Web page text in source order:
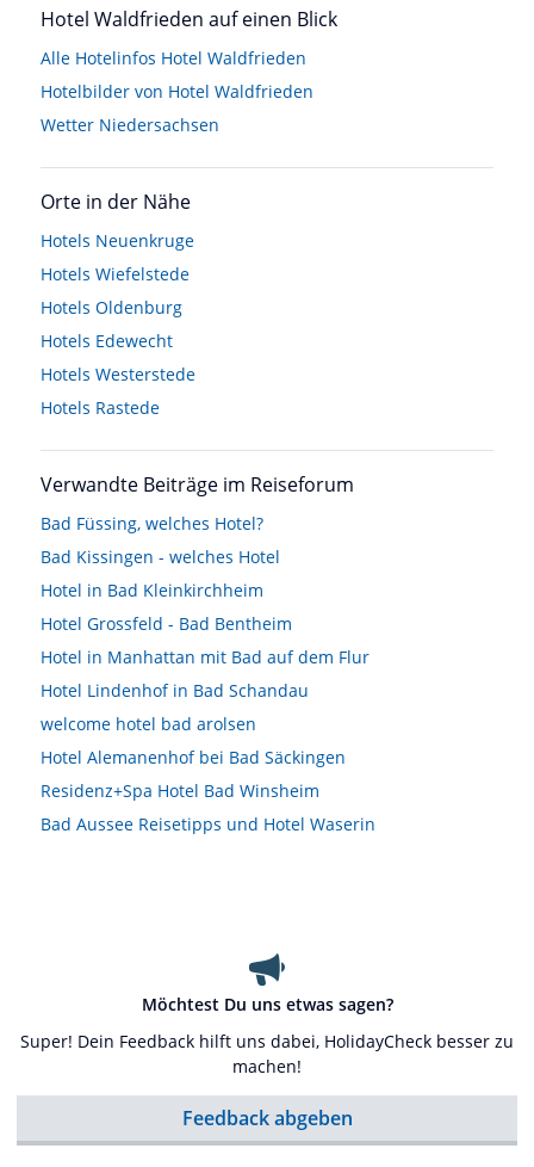
Hotel Waldfrieden auf einen Blick
Alle Hotelinfos Hotel Waldfrieden
Hotelbilder von Hotel Waldfrieden
Wetter Niedersachsen
Orte in der Nähe
Hotels Neuenkruge
Hotels Wiefelstede
Hotels Oldenburg
Hotels Edewecht
Hotels Westerstede
Hotels Rastede
Verwandte Beiträge im Reiseforum
Bad Füssing, welches Hotel?
Bad Kissingen - welches Hotel
Hotel in Bad Kleinkirchheim
Hotel Grossfeld - Bad Bentheim
Hotel in Manhattan mit Bad auf dem Flur
Hotel Lindenhof in Bad Schandau
welcome hotel bad arolsen
Hotel Alemanenhof bei Bad Säckingen
Residenz+Spa Hotel Bad Winsheim
Bad Aussee Reisetipps und Hotel Waserin
Möchtest Du uns etwas sagen?
Super! Dein Feedback hilft uns dabei, HolidayCheck besser zu
machen!
Feedback abgeben